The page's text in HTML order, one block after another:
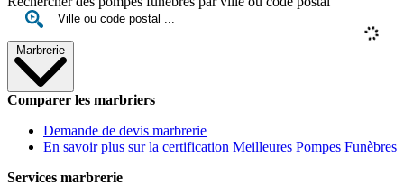
Marbrerie
Comparer les marbriers
Demande de devis marbrerie
En savoir plus sur la certification Meilleures Pompes Funèbres
Services marbrerie